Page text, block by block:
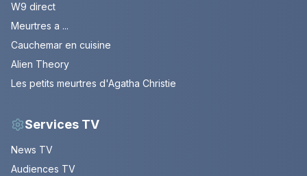
W9 direct
Meurtres a ...
Cauchemar en cuisine
Alien Theory
Les petits meurtres d'Agatha Christie
Services TV
News TV
Audiences TV